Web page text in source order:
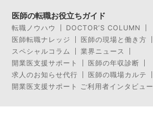
医師の転職お役立ちガイド
転職ノウハウ
DOCTOR’S COLUMN
医師転職ナレッジ
医師の現場と働き方
スペシャルコラム
業界ニュース
開業医支援サポート
医師の年収診断
求人のお知らせ代行
医師の職場カルテ
開業医支援サポート ご利用者インタビュー